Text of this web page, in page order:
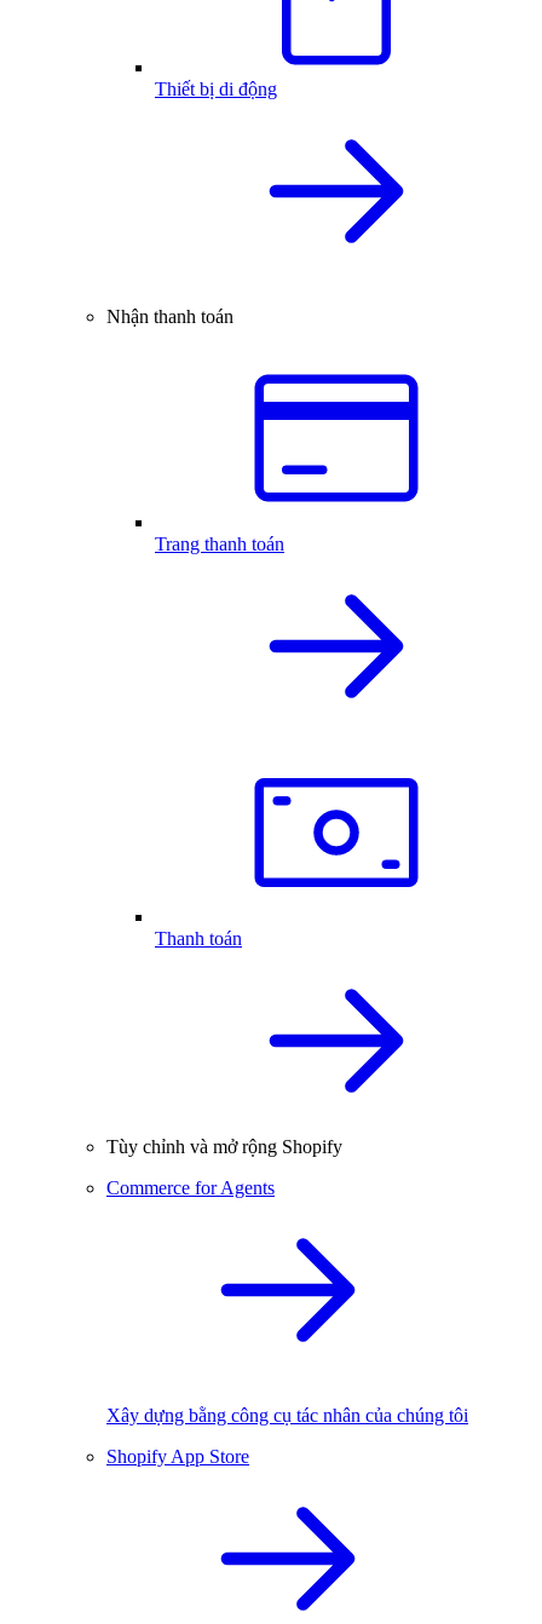
Thiết bị di động
Nhận thanh toán
Trang thanh toán
Thanh toán
Tùy chỉnh và mở rộng Shopify
Commerce for Agents
Xây dựng bằng công cụ tác nhân của chúng tôi
Shopify App Store